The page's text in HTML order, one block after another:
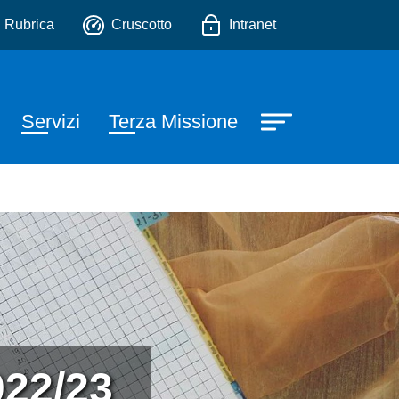
e degli Studi
Rubrica Cruscotto Intranet
Servizi Terza Missione
23